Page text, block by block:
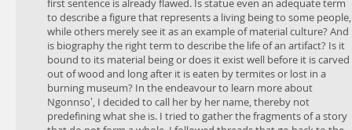
Ganzen zusammenfügen lassen. Ich verfolgte Fäden, die bis zur
Entstehungszeit zurückreichen, zu Strafexpeditionen und
Kriegshandlungen des deutschen Kolonialreichs, zu Kulturfesten
in Kamerun und Europa und zu einem Museum, das versucht,
seiner Sammlung zurechtzukommen. Ich habe mit Menschen
gesprochen, die sich entweder mit Ngonnso' selbst oder mit den
Kampagnen, nationalen Gesetzen und der Politik beschäftigt
haben, die sie beeinflusst haben und weiterhin beeinflussen.
Ngonnso' befindet sich in einem Schwebezustand: Sie wird im
first sentence is already flawed. Is statue even an adequate term
to describe a figure that represents a living being to some people,
while others merely see it as an example of material culture? And
is biography the right term to describe the life of an artifact? Is it
bound to its material being or does it exist well before it is carved
out of wood and long after it is eaten by termites or lost in a
burning museum? In the endeavour to learn more about
Ngonnso’, I decided to call her by her name, thereby not
predefining what she is. I tried to gather the fragments of a story